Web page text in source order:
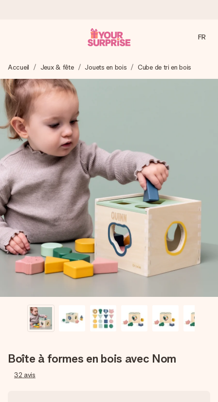
Nous préparons votre cadeau avec attention et l’envoyons
en un éclair – pour que vous puissiez l’offrir au bon moment,
quand cela compte le plus.
4,9 (sur la base de +15 000 avis)
Nos cadeaux sont appréciés. Les clients nous attribuent
une note de 4,9 sur Google Reviews (total de tous les
pays où nous sommes présents).
Carte de vœux gratuite
Créez quelque chose d’unique en quelques étapes – avec
son prénom, votre photo ou un message qui touche le cœur.
Sans complications, juste tout l’amour pour le moment idéal.
FR
Accueil Jeux & fête Jouets en bois Cube de tri en bois
Boîte à formes en bois avec Nom
32 avis